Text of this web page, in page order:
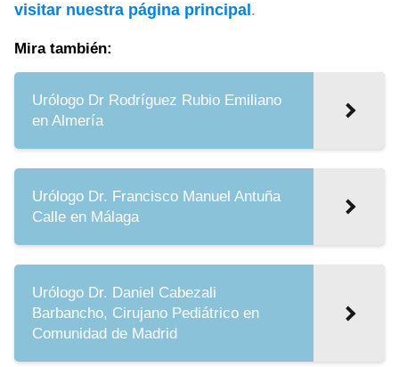
visitar nuestra página principal .
Mira también:
Urólogo Dr Rodríguez Rubio Emiliano
en Almería
Urólogo Dr. Francisco Manuel Antuña
Calle en Málaga
Urólogo Dr. Daniel Cabezali
Barbancho, Cirujano Pediátrico en
Comunidad de Madrid